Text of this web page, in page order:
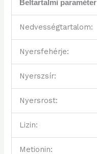
Beltartalmi paraméter
Nedvességtartalom:
Nyersfehérje:
Nyerszsír:
Nyersrost:
Lizin:
Metionin: